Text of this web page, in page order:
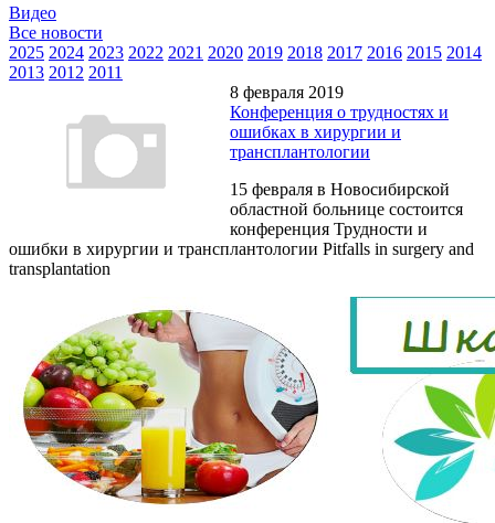
Видео
Все новости
2025 2024 2023 2022 2021 2020 2019 2018 2017 2016 2015 2014
2013 2012 2011
8 февраля 2019
Конференция о трудностях и
ошибках в хирургии и
трансплантологии
15 февраля в Новосибирской
областной больнице состоится
конференция Трудности и
ошибки в хирургии и трансплантологии Pitfalls in surgery and
transplantation